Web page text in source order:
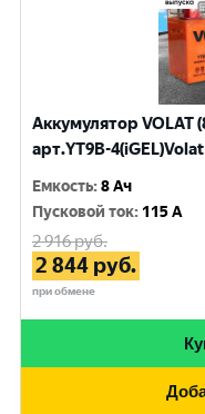
Аккумулятор VOLAT
арт.YT9B-4(iGEL)Volat
Емкость:8 Ач
Пусковой ток: 115 A
2 916руб.
2 844 руб.
при обмене